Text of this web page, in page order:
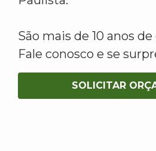
São mais de 10 anos
Fale conosco e se
SOLICITAR